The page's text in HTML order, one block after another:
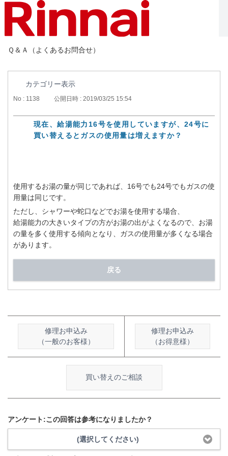
Ｑ＆Ａ（よくあるお問合せ）
カテゴリー表示
No : 1138 公開日時 : 2019/03/25 15:54
現在、給湯能力16号を使用していますが、24号に
買い替えるとガスの使用量は増えますか？
使用するお湯の量が同じであれば、16号でも24号でもガスの使
用量は同じです。
ただし、シャワーや蛇口などでお湯を使用する場合、
給湯能力の大きいタイプの方がお湯の出がよくなるので、お湯
の量を多く使用する傾向となり、ガスの使用量が多くなる場合
があります。
戻る
修理お申込み
（一般のお客様）
修理お申込み
（お得意様）
買い替えのご相談
アンケート:この回答は参考になりましたか？
(選択してください)